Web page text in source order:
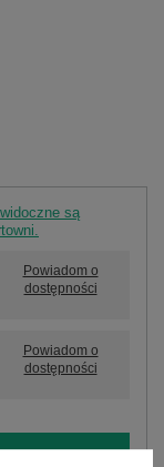
są
Powiadom o
dostępności
Powiadom o
dostępności